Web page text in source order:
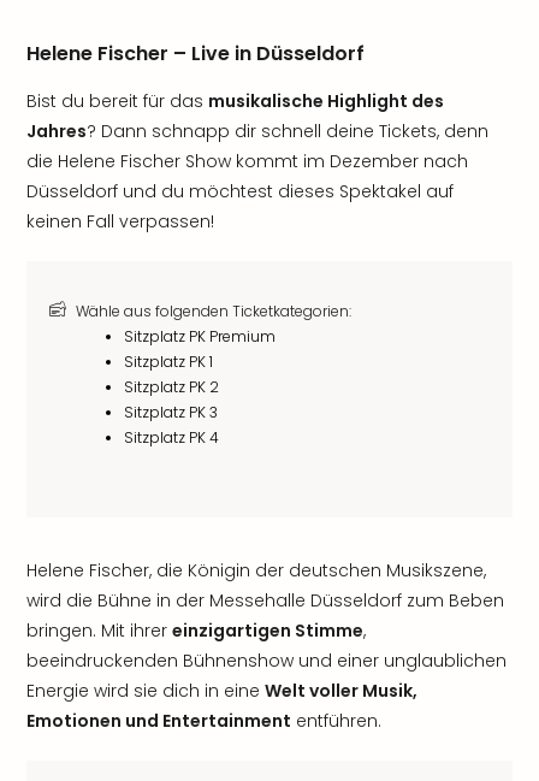
Helene Fischer – Live in Düsseldorf
Bist du bereit für das musikalische Highlight des
Jahres? Dann schnapp dir schnell deine Tickets, denn
die Helene Fischer Show kommt im Dezember nach
Düsseldorf und du möchtest dieses Spektakel auf
keinen Fall verpassen!
Wähle aus folgenden Ticketkategorien:
Sitzplatz PK Premium
Sitzplatz PK 1
Sitzplatz PK 2
Sitzplatz PK 3
Sitzplatz PK 4
Helene Fischer, die Königin der deutschen Musikszene,
wird die Bühne in der Messehalle Düsseldorf zum Beben
bringen. Mit ihrer einzigartigen Stimme,
beeindruckenden Bühnenshow und einer unglaublichen
Energie wird sie dich in eine Welt voller Musik,
Emotionen und Entertainment entführen.